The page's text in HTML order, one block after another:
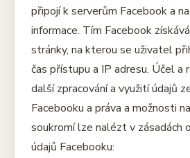
připojí k serverům Facebook a
informace. Tím Facebook
stránky, na kterou se uživatel
čas přístupu a IP adresu. Účel a
další zpracování a využití údajů
Facebooku a práva a možnosti
soukromí lze nalézt v zásadách
údajů Facebooku: